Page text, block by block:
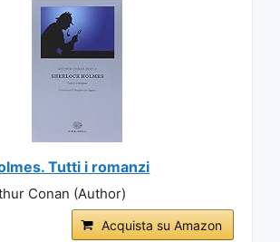
Tutti i romanzi
Conan (Author)
Acquista su Amazon